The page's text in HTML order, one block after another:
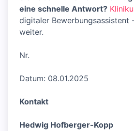
eine schnelle Antwort?
digitaler Bewerbungsassistent
weiter.
Nr.
Datum: 08.01.2025
Kontakt
Hedwig Hofberger-Kopp